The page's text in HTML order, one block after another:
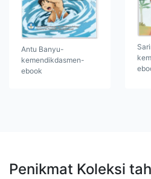
Antu Banyu-
kemendikdasmen-
ebook
Penikmat Koleksi